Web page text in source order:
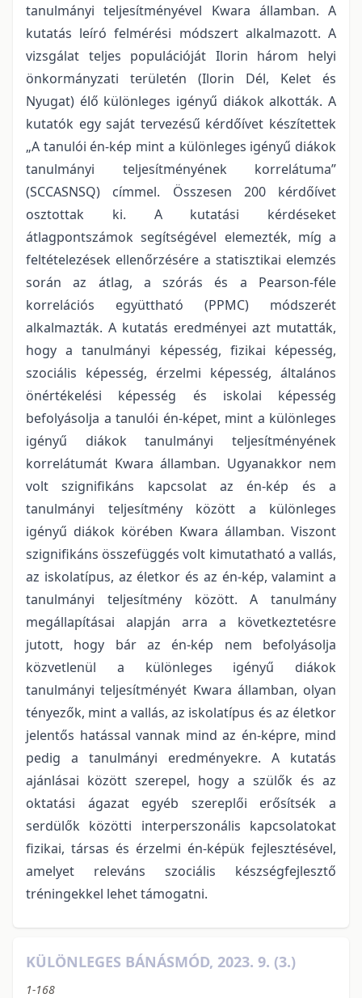
tanulmányi teljesítményével Kwara államban. A
kutatás leíró felmérési módszert alkalmazott. A
vizsgálat teljes populációját Ilorin három helyi
önkormányzati területén (Ilorin Dél, Kelet és
Nyugat) élő különleges igényű diákok alkották. A
kutatók egy saját tervezésű kérdőívet készítettek
„A tanulói én-kép mint a különleges igényű diákok
tanulmányi teljesítményének korrelátuma”
(SCCASNSQ) címmel. Összesen 200 kérdőívet
osztottak ki. A kutatási kérdéseket
átlagpontszámok segítségével elemezték, míg a
feltételezések ellenőrzésére a statisztikai elemzés
során az átlag, a szórás és a Pearson-féle
korrelációs együttható (PPMC) módszerét
alkalmazták. A kutatás eredményei azt mutatták,
hogy a tanulmányi képesség, fizikai képesség,
szociális képesség, érzelmi képesség, általános
önértékelési képesség és iskolai képesség
befolyásolja a tanulói én-képet, mint a különleges
igényű diákok tanulmányi teljesítményének
korrelátumát Kwara államban. Ugyanakkor nem
volt szignifikáns kapcsolat az én-kép és a
tanulmányi teljesítmény között a különleges
igényű diákok körében Kwara államban. Viszont
szignifikáns összefüggés volt kimutatható a vallás,
az iskolatípus, az életkor és az én-kép, valamint a
tanulmányi teljesítmény között. A tanulmány
megállapításai alapján arra a következtetésre
jutott, hogy bár az én-kép nem befolyásolja
közvetlenül a különleges igényű diákok
tanulmányi teljesítményét Kwara államban, olyan
tényezők, mint a vallás, az iskolatípus és az életkor
jelentős hatással vannak mind az én-képre, mind
pedig a tanulmányi eredményekre. A kutatás
ajánlásai között szerepel, hogy a szülők és az
oktatási ágazat egyéb szereplői erősítsék a
serdülők közötti interperszonális kapcsolatokat
fizikai, társas és érzelmi én-képük fejlesztésével,
amelyet releváns szociális készségfejlesztő
tréningekkel lehet támogatni.
KÜLÖNLEGES BÁNÁSMÓD, 2023. 9. (3.)
1-168